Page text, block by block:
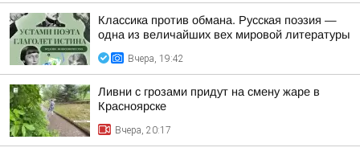
Классика против обмана. Русская поэзия —
одна из величайших вех мировой литературы
Вчера, 19:42
Ливни с грозами придут на смену жаре в
Красноярске
Вчера, 20:17